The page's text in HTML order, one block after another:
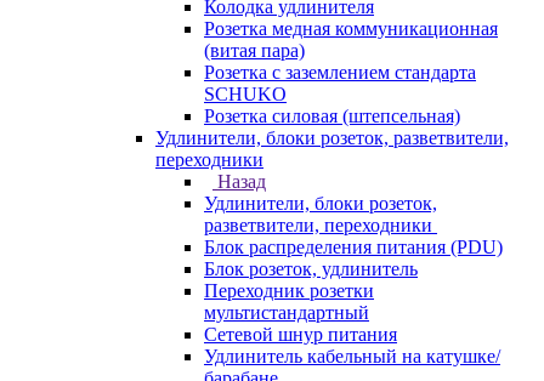
Колодка удлинителя
Розетка медная коммуникационная
(витая пара)
Розетка с заземлением стандарта
SCHUKO
Розетка силовая (штепсельная)
Удлинители, блоки розеток, разветвители,
переходники
Назад
Удлинители, блоки розеток,
разветвители, переходники
Блок распределения питания (PDU)
Блок розеток, удлинитель
Переходник розетки
мультистандартный
Сетевой шнур питания
Удлинитель кабельный на катушке/